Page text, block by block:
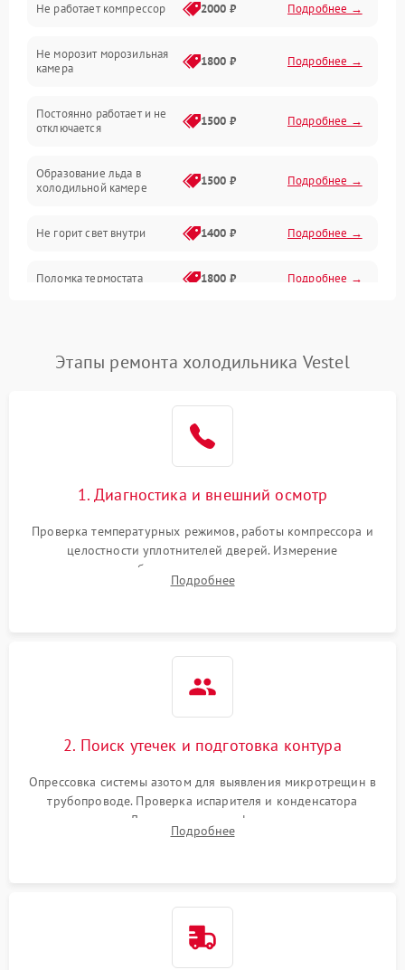
Электропитание
Дренаж
Не работает компрессор 2000 ₽ Подробнее →
Не морозит морозильная
камера
1800 ₽ Подробнее →
Постоянно работает и не
отключается
1500 ₽ Подробнее →
Образование льда в
холодильной камере
1500 ₽ Подробнее →
Не горит свет внутри 1400 ₽ Подробнее →
Поломка термостата 1800 ₽ Подробнее →
Поломка системы No Frost 2600 ₽ Подробнее →
работе
2000 ₽ Подробнее →
1000 ₽
1800 ₽
Этапы ремонта холодильника Vestel
1. Диагностика и внешний осмотр
Проверка температурных режимов, работы компрессора и
целостности уплотнителей дверей. Измерение
сопротивления обмоток мотора, проверка термостата и
считывание кодов ошибок с электронного дисплея.
Подробнее
2. Поиск утечек и подготовка контура
Опрессовка системы азотом для выявления микротрещин в
трубопроводе. Проверка испарителя и конденсатора
течеискателем. Демонтаж старого фильтра-осушителя и
продувка капиллярной трубки для устранения засоров.
Подробнее